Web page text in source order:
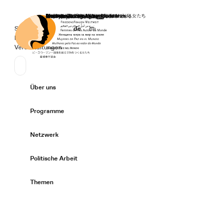
Startseite
Secondary Navigation
Spenden
News
Veranstaltungen
Sprache wechseln
Deutsch
de English
en
Primary Navigation
Über uns
Programme
Netzwerk
Politische Arbeit
Themen